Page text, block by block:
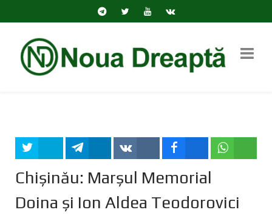
Chișinău: Marșul Memorial
Doina și Ion Aldea Teodorovici